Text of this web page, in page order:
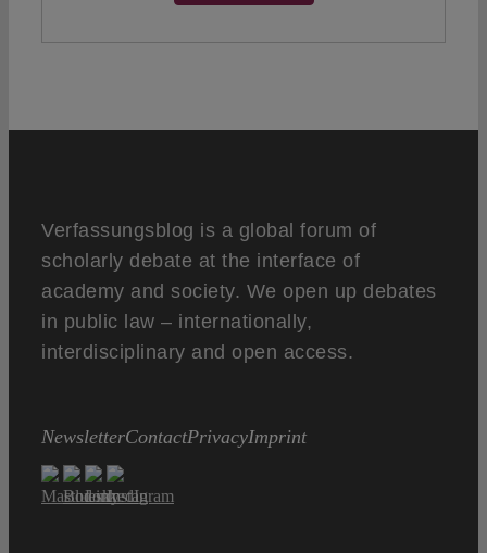
Verfassungsblog is a global forum of
scholarly debate at the interface of
academy and society. We open up debates
in public law – internationally,
interdisciplinary and open access.
NewsletterContactPrivacyImprint